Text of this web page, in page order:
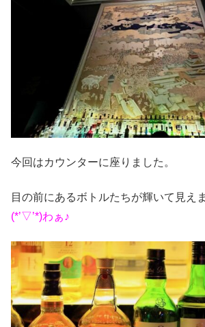
今回はカウンターに座りました。
目の前にあるボトルたちが輝いて見え
(*’▽’*)わぁ♪